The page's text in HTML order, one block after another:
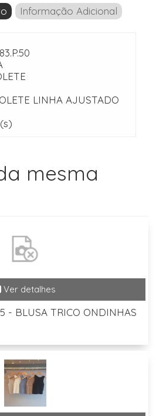
Informação Adicional
LINHA AJUSTADO
mesma
- BLUSA TRICO ONDINHAS